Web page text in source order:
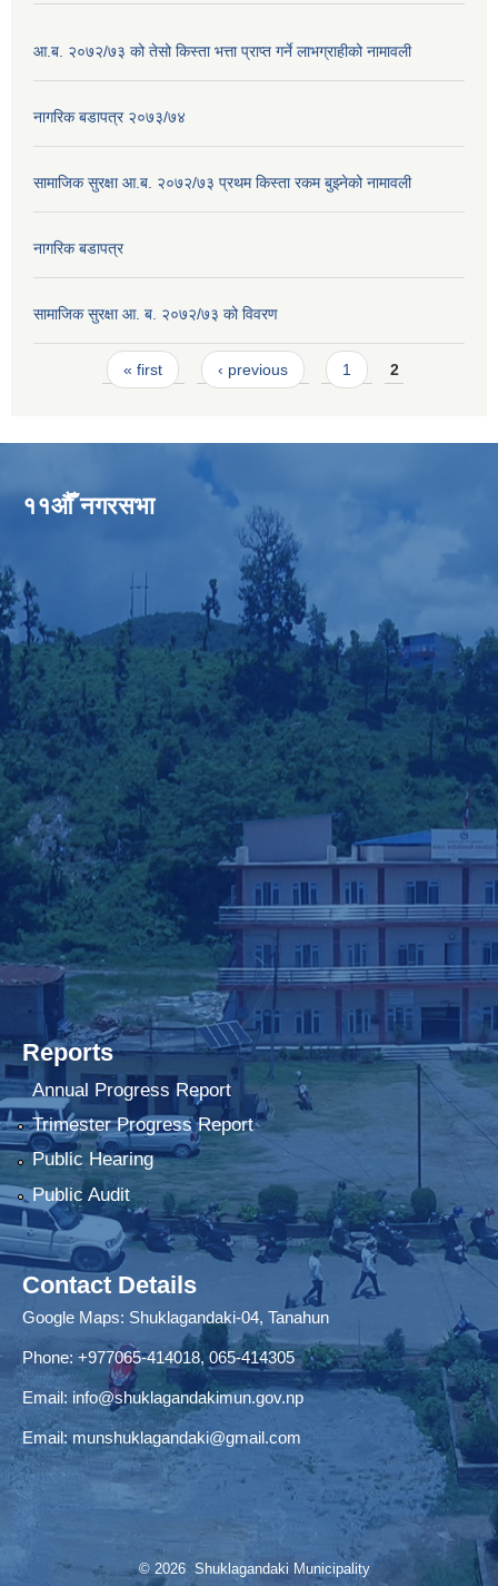
आ.ब. २०७२/७३ को तेसो किस्ता भत्ता प्राप्त गर्ने लाभग्राहीको नामावली
नागरिक बडापत्र २०७३/७४
सामाजिक सुरक्षा आ.ब. २०७२/७३ प्रथम किस्ता रकम बुझ्नेको नामावली
नागरिक बडापत्र
सामाजिक सुरक्षा आ. ब. २०७२/७३ को विवरण
Pages« first ‹ previous 1 2
११औँ नगरसभा
Reports
Annual Progress Report
Trimester Progress Report
Public Hearing
Public Audit
Contact Details
Google Maps: Shuklagandaki-04, Tanahun
Phone: +977065-414018,065-414305
Email: info@shuklagandakimun.gov.np
Email:munshuklagandaki@gmail.com
© 2026 Shuklagandaki Municipality